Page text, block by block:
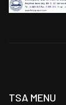
TSA MENU